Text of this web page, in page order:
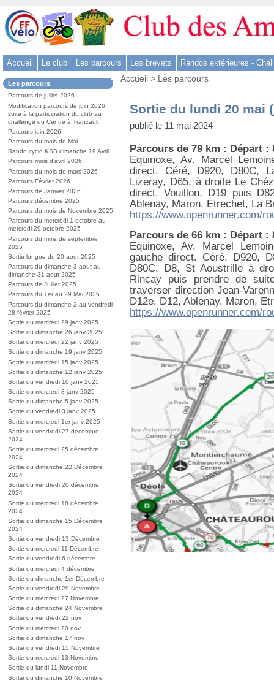
Aller
au
contenu
Aller
menu
-
Aller
à
la
recherche
Accueil Le club Les parcours Les brevets Randos extérieures -
Dans
la
rubrique
:
Les parcours
Parcours de juillet 2026
Modification parcours de juin 2026
suite à la participation du club au
challenge du Centre à Tranzault
Parcours juin 2026
Parcours du mois de Mai
Rando cyclo KSB dimanche 19 Avril
Parcours mois d’avril 2026
Parcours du mois de mars 2026
Parcours Février 2026
Parcours de Janvier 2026
Parcours décembre 2025
Parcours du mois de Novembre 2025
Parcours du mercredi 1 octobre au
mercredi 29 octobre 2025
Parcours du mois de septembre
2025
Sortie longue du 20 aout 2025
Parcours du dimanche 3 aout au
dimanche 31 aout 2025
Parcours de Juillet 2025
Parcours du 1er au 29 Mai 2025
Parcours du dimanche 2 au vendredi
28 février 2025
Sortie du mercredi 29 janv 2025
Sortie du dimanche 26 janv 2025
Sortie du mercredi 22 janv 2025
Sortie du dimanche 19 janv 2025
Sortie du mercredi 15 janv 2025
Sortie du dimanche 12 janv 2025
Sortie du vendredi 10 janv 2025
Sortie du mercredi 8 janv 2025
Sortie du dimanche 5 janv 2025
Sortie du vendredi 3 janv 2025
Sortie du mercredi 1er janv 2025
Sortie du vendredi 27 décembre
2024
Sortie du mercredi 25 décembre
2024
Sortie du dimanche 22 Décembre
2024
Sortie du vendredi 20 décembre
2024
Sortie du mercredi 18 décembre
2024
Sortie du dimanche 15 Décembre
2024
Sortie du vendredi 13 Décembre
Sortie du mercredi 11 Décembre
Sortie du vendredi 6 décembre
Sortie du mercredi 4 décembre
Sortie du dimanche 1er Décembre
Sortie du vendredi 29 Novembre
Sortie du mercredi 27 Novembre
Sortie du dimanche 24 Novembre
Sortie du vendredi 22 nov
Sortie du mercredi 20 nov
Sortie du dimanche 17 nov
Sortie du vendredi 15 Novembre
Sortie du mercredi 13 Novembre
Sortie du lundi 11 Novembre
Sortie du dimanche 10 Novembre
Vous
Accueil > Les parcours
Sortie du lundi 20 mai
publié le 11 mai 2024
Parcours de 79 km : Départ :
Equinoxe, Av. Marcel
direct. Céré, D920, D80C,
Lizeray, D65, à droite Le
direct. Vouillon, D19 puis
Ablenay, Maron, Etrechet, La
https://www.openrunner.com/
Parcours de 66 km : Départ :
Equinoxe, Av. Marcel
gauche direct. Céré, D920,
D80C, D8, St Aoustrille à
Rincay puis prendre de
traverser direction Jean-
D12e, D12, Ablenay, Maron,
https://www.openrunner.com/